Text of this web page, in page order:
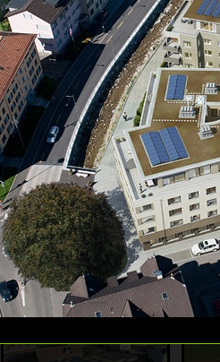
Bilder sagen mehr als Worte
Klicken Sie auf ein Bild um die Galerie zu